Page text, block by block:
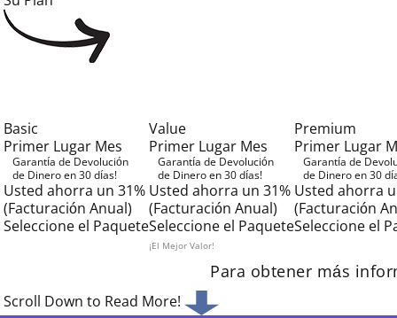
Basic
Primer Lugar Mes
Garantía de Devolución
de Dinero en 30 días!
Usted ahorra un 31%
(Facturación Anual)
Seleccione el Paquete
Value
Primer Lugar Mes
Garantía de Devolución
de Dinero en 30 días!
Usted ahorra un 31%
(Facturación Anual)
Seleccione el Paquete
¡El Mejor Valor!
Premium
Primer Lugar
Garantía de
de Dinero en 30
Usted ahorra
(Facturación
Seleccione el
Para obtener más
Scroll Down to Read More!